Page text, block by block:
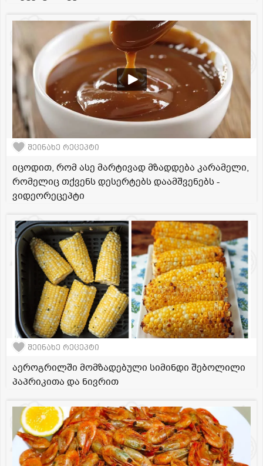
შეინახე რეცეპტი
იცოდით, რომ ასე მარტივად მზადდება კარამელი,
რომელიც თქვენს დესერტებს დაამშვენებს -
ვიდეორეცეპტი
შეინახე რეცეპტი
აეროგრილში მომზადებული სიმინდი შებოლილი
პაპრიკითა და ნივრით